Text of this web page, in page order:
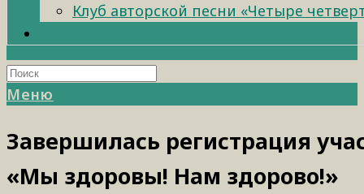
Клуб авторской песни «Четыре
Меню
Завершилась регистрация
«Мы здоровы! Нам здорово!»